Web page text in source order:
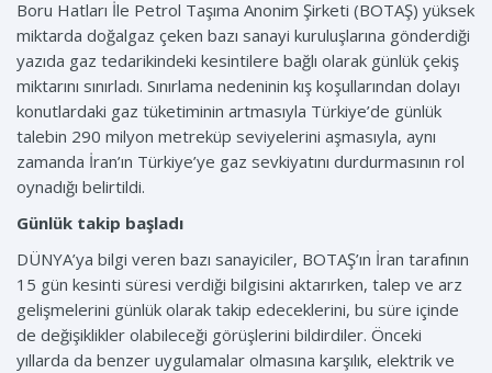
Boru Hatları İle Petrol Taşıma Anonim Şirketi (BOTAŞ) yüksek
miktarda doğalgaz çeken bazı sanayi kuruluşlarına gönderdiği
yazıda gaz tedarikindeki kesintilere bağlı olarak günlük çekiş
miktarını sınırladı. Sınırlama nedeninin kış koşullarından dolayı
konutlardaki gaz tüketiminin artmasıyla Türkiye’de günlük
talebin 290 milyon metreküp seviyelerini aşmasıyla, aynı
zamanda İran’ın Türkiye’ye gaz sevkiyatını durdurmasının rol
oynadığı belirtildi.
Günlük takip başladı
DÜNYA’ya bilgi veren bazı sanayiciler, BOTAŞ’ın İran tarafının
15 gün kesinti süresi verdiği bilgisini aktarırken, talep ve arz
gelişmelerini günlük olarak takip edeceklerini, bu süre içinde
de değişiklikler olabileceği görüşlerini bildirdiler. Önceki
yıllarda da benzer uygulamalar olmasına karşılık, elektrik ve